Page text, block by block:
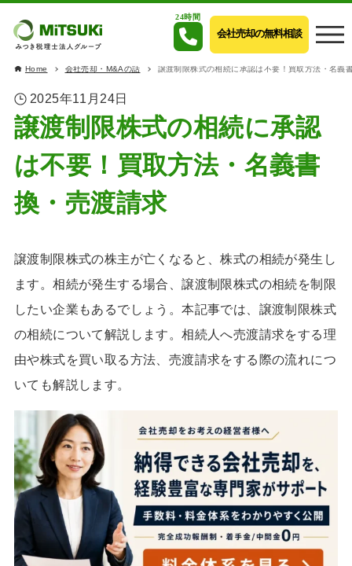
24時間
会社売却の無料相談
Home 会社売却・M&Aの話 譲渡制限株式の相続に承認は不要！買取方法・名義
2025年11月24日
譲渡制限株式の相続に承認
は不要！買取方法・名義書
換・売渡請求
譲渡制限株式の株主が亡くなると、株式の相続が発生し
ます。相続が発生する場合、譲渡制限株式の相続を制限
したい企業もあるでしょう。本記事では、譲渡制限株式
の相続について解説します。相続人へ売渡請求をする理
由や株式を買い取る方法、売渡請求をする際の流れにつ
いても解説します。